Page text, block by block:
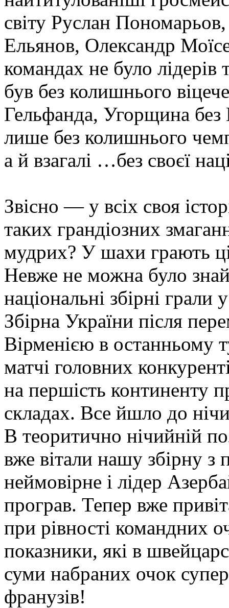
світу Руслан
Ельянов, Олександр
командах не було лідерів
був без колишнього
Гельфанда, Угорщина без
лише без колишнього
а й взагалі …без своєї
Звісно — у всіх своя
таких грандіозних
мудрих? У шахи грають
Невже не можна було
національні збірні
Збірна України після
Вірменією в останньому
матчі головних
на першість континенту
складах. Все йшло до
В теоритично нічийній
вже вітали нашу збірну
неймовірне і лідер
програв. Тепер вже
при рівності командних
показники, які в
суми набраних очок
франузів!